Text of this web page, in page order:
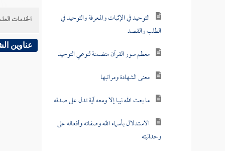
التوحيد في الإثبات والمعرفة والتوحيد في
الطلب والقصد
معظم سور القرآن متضمنة لنوعي التوحيد
معنى الشهادة ومراتبها
ما بعث الله نبيا إلا ومعه آية تدل على صدقه
الاستدلال بأسماء الله وصفاته وأفعاله على
وحدانيته
الخدمات
عناوين